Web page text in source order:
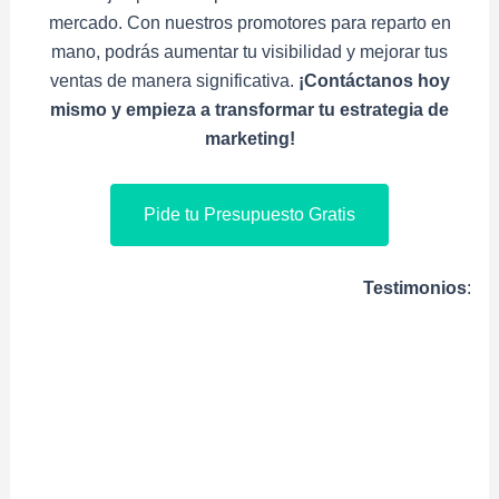
mercado. Con nuestros promotores para reparto en
mano, podrás aumentar tu visibilidad y mejorar tus
ventas de manera significativa. ¡Contáctanos hoy
mismo y empieza a transformar tu estrategia de
marketing!
Pide tu Presupuesto Gratis
Testimonios: